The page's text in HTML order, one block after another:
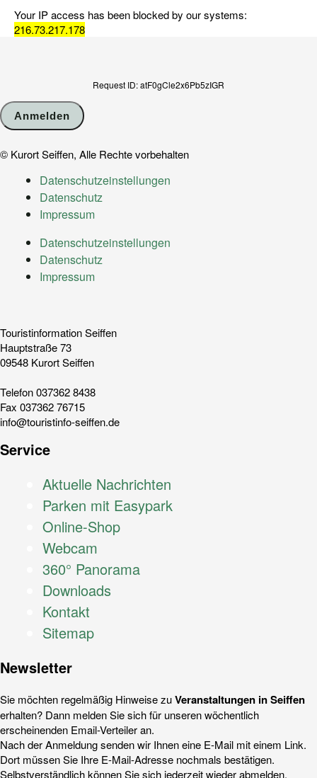
Your IP access has been blocked by our systems:
216.73.217.178
Request ID: atF0gCle2x6Pb5zIGR
© Kurort Seiffen, Alle Rechte vorbehalten
Datenschutz­einstellungen
Datenschutz
Impressum
Datenschutz­einstellungen
Datenschutz
Impressum
Touristinformation Seiffen
Hauptstraße 73
09548 Kurort Seiffen
Telefon 037362 8438
Fax 037362 76715
info@touristinfo-seiffen.de
Service​
Aktuelle Nachrichten
Parken mit Easypark
Online-Shop
Webcam
360° Panorama
Downloads
Kontakt
Sitemap
Newsletter​
Sie möchten regelmäßig Hinweise zuVeranstal­tungen in Seiffen
erhalten? Dann melden Sie sich für unseren wöchentlich
erscheinenden Email-Verteiler an.
Nach der Anmeldung senden wir Ihnen eine E-Mail mit einem Link.
Dort müssen Sie Ihre E-Mail-Adresse nochmals bestätigen.
Selbstverständlich können Sie sich jederzeit wieder abmelden.​